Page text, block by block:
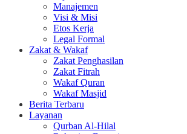
Manajemen
Visi & Misi
Etos Kerja
Legal Formal
Zakat & Wakaf
Zakat Penghasilan
Zakat Fitrah
Wakaf Quran
Wakaf Masjid
Berita Terbaru
Layanan
Qurban Al-Hilal